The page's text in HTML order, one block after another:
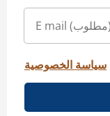
سياسة الخصوصية